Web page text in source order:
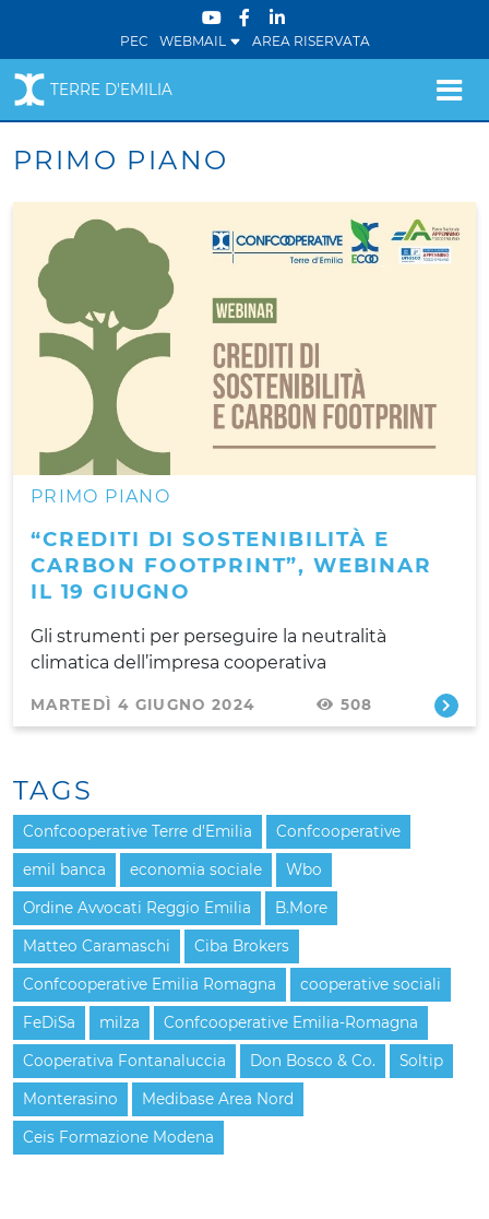
PEC WEBMAIL AREA RISERVATA
TERRE D'EMILIA
PRIMO PIANO
PRIMO PIANO
“CREDITI DI SOSTENIBILITÀ E
CARBON FOOTPRINT”, WEBINAR
IL 19 GIUGNO
Gli strumenti per perseguire la neutralità
climatica dell’impresa cooperativa
MARTEDÌ 4 GIUGNO 2024 508
TAGS
Confcooperative Terre d'Emilia Confcooperative
emil banca economia sociale Wbo
Ordine Avvocati Reggio Emilia B.More
Matteo Caramaschi Ciba Brokers
Confcooperative Emilia Romagna cooperative sociali
FeDiSa milza Confcooperative Emilia-Romagna
Cooperativa Fontanaluccia Don Bosco & Co. Soltip
Monterasino Medibase Area Nord
Ceis Formazione Modena